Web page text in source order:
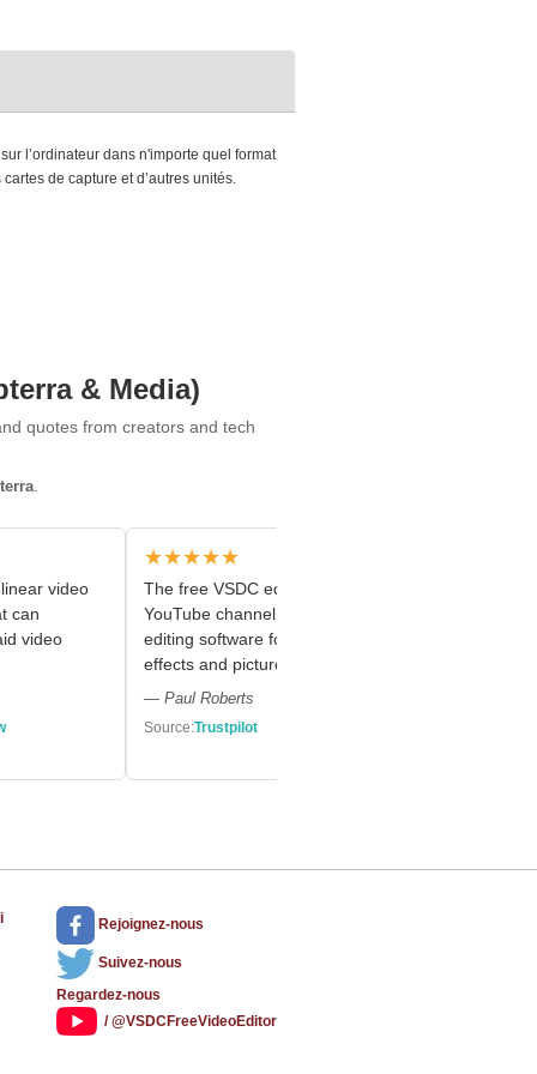
l’ordinateur dans n'importe quel format
de capture et d’autres unités.
& Media)
quotes from creators and tech
.
video
can
video
★★★★★
The free VSDC editor saved my
YouTube channel – a powerful video
editing software for chroma key, text
effects and picture-in-picture.
— Paul Roberts
Source:Trustpilot
Rejoignez-nous
Suivez-nous
Regardez-nous
/ @VSDCFreeVideoEditor